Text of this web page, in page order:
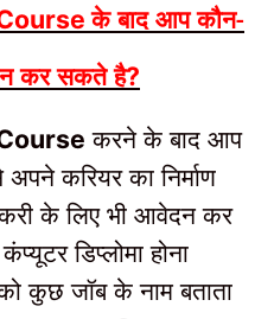
के बाद आप कौन-
कर सकते है?
करने के बाद आप
करियर का निर्माण
के लिए भी आवेदन कर
डिप्लोमा होना
कुछ जॉब के नाम बताता